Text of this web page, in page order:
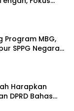
dan
Program MBG,
SPPG Negara
Harapkan
DPRD Bahas